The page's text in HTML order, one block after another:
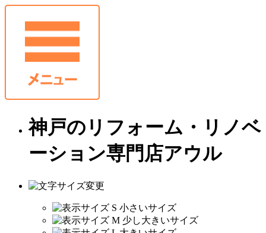
神戸のリフォーム・リノベ
ーション専門店アウル